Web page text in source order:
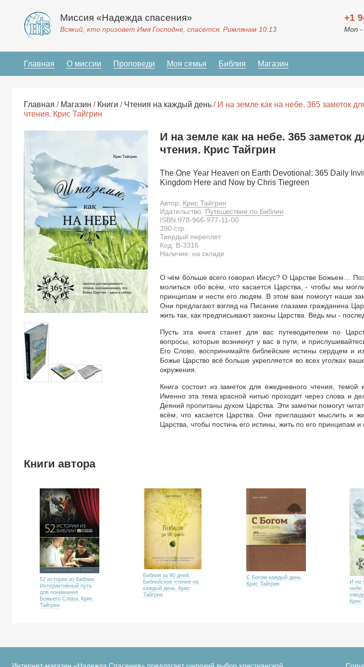
Миссия «Надежда спасения»
Всякий, кто призовет Имя Господне, спасется. Римлянам 10:13
+1
Mon -
Главная О миссии Проповеди Моя семья Библия Магазин
Главная / Магазин / Книги / Чтения на каждый день / И на земле как на небе. 365 заметок
чтения. Крис Тайгрин
И на земле как на небе. 365 заметок
чтения. Крис Тайгрин
The One Year Heaven on Earth Devotional: 365 Daily
Kingdom Here and Now by Chris Tiegreen
Автор: Крис Тайгрин
Идательство: Путешествие по Библии
ISBN:978-966-977-11-00
390 стр.
Твердый переплет
Код: B-3316
Наличие: на складе
О чём больше всего говорил Иисус? О Царстве Божьем…
молиться обо всём, что касается Царства, - чтобы мы
принципам и нести его людям. В этом вам помогут наши
Они предлагают взгляд на Писание глазами гражданина
жить так, как предписывают законы Царства. Ведь мы -
Пусть эта книга станет для вас путеводителем по
вопросы, которые возникнут у вас в пути, и
Его Слово, воспринимайте библейские истины сердцем и
Божье Царство всё больше укрепляется во всех уголках
окружения.
Книга состоит из заметок для ежедневного чтения, темой
Именно эта тема красной нитью проходит через слова и
Деяний пропитаны духом Царства. Эти заметки помогут
всём, что касается Царства. Они приглашают мыслить и
Царства, чтобы постичь его истины, жить по его принципам и
Книги автора
52 истории из Библии.
Интерактивный путь
для понимания
Божьего Слова. Крис
Тайгрин
Библия за 90 дней.
Библейское чтение на
каждый день. Крис
Тайгрин
С Богом каждый день.
Крис Тайгрин
И на
небе.
Крис